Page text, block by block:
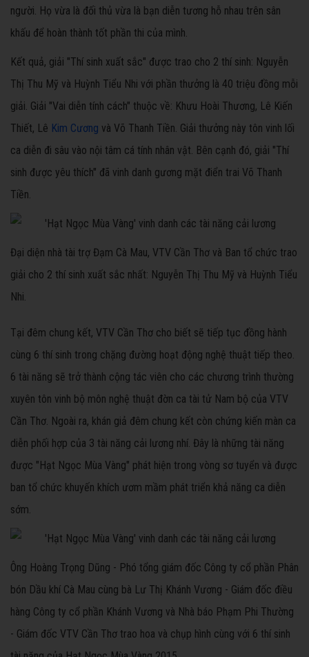
người. Họ vừa là đối thủ vừa là bạn diễn tương hỗ nhau trên sân
khấu để hoàn thành tốt phần thi của mình.
Kết quả, giải "Thí sinh xuất sắc" được trao cho 2 thí sinh: Nguyễn
Thị Thu Mỹ và Huỳnh Tiểu Nhi với phần thưởng là 40 triệu đồng mỗi
giải. Giải "Vai diễn tính cách" thuộc về: Khưu Hoài Thương, Lê Kiến
Thiết, Lê Kim Cương và Võ Thanh Tiền. Giải thưởng này tôn vinh lối
ca diễn đi sâu vào nội tâm cá tính nhân vật. Bên cạnh đó, giải "Thí
sinh được yêu thích" đã vinh danh gương mặt điển trai Võ Thanh
Tiền.
Đại diện nhà tài trợ Đạm Cà Mau, VTV Cần Thơ và Ban tổ chức trao
giải cho 2 thí sinh xuất sắc nhất: Nguyễn Thị Thu Mỹ và Huỳnh Tiểu
Nhi.
Tại đêm chung kết, VTV Cần Thơ cho biết sẽ tiếp tục đồng hành
cùng 6 thí sinh trong chặng đường hoạt động nghệ thuật tiếp theo.
6 tài năng sẽ trở thành cộng tác viên cho các chương trình thường
xuyên tôn vinh bộ môn nghệ thuật đờn ca tài tử Nam bộ của VTV
Cần Thơ. Ngoài ra, khán giả đêm chung kết còn chứng kiến màn ca
diễn phối hợp của 3 tài năng cải lương nhí. Đây là những tài năng
được "Hạt Ngọc Mùa Vàng" phát hiện trong vòng sơ tuyển và được
ban tổ chức khuyến khích ươm mầm phát triển khả năng ca diễn
sớm.
Ông Hoàng Trọng Dũng - Phó tổng giám đốc Công ty cổ phần Phân
bón Dầu khí Cà Mau cùng bà Lư Thị Khánh Vương - Giám đốc điều
hàng Công ty cổ phần Khánh Vương và Nhà báo Phạm Phi Thường
- Giám đốc VTV Cần Thơ trao hoa và chụp hình cùng với 6 thí sinh